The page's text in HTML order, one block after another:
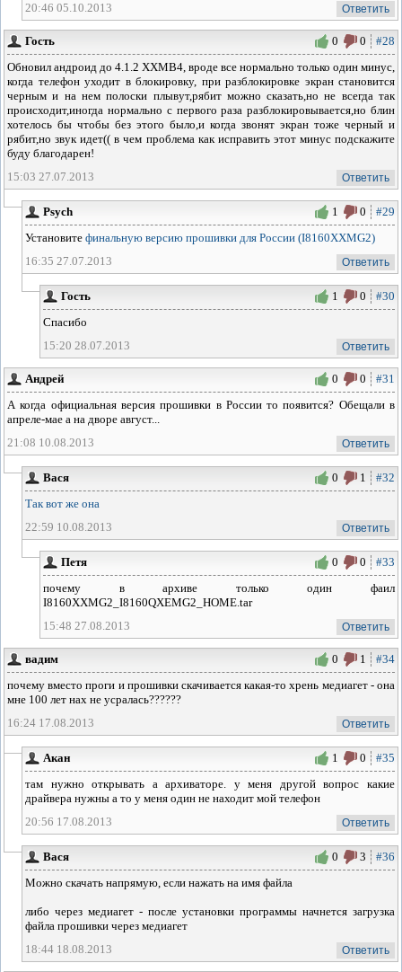
20:46 05.10.2013
Ответить
Гость #28
0
0
Обновил андроид до 4.1.2 XXMB4, вроде все нормально только один минус,
когда телефон уходит в блокировку, при разблокировке экран становится
черным и на нем полоски плывут,рябит можно сказать,но не всегда так
происходит,иногда нормально с первого раза разблокировывается,но блин
хотелось бы чтобы без этого было,и когда звонят экран тоже черный и
рябит,но звук идет(( в чем проблема как исправить этот минус подскажите
буду благодарен!
15:03 27.07.2013
Ответить
Psych #29
0
1
Установите финальную версию прошивки для России (I8160XXMG2)
16:35 27.07.2013
Ответить
Гость #30
0
1
Спасибо
15:20 28.07.2013
Ответить
Андрей #31
0
0
А когда официальная версия прошивки в России то появится? Обещали в
апреле-мае а на дворе август...
21:08 10.08.2013
Ответить
Вася #32
1
0
Так вот же она
22:59 10.08.2013
Ответить
Петя #33
0
0
почему в архиве только один фаил
I8160XXMG2_I8160QXEMG2_HOME.tar
15:48 27.08.2013
Ответить
вадим #34
1
0
почему вместо проги и прошивки скачивается какая-то хрень медиагет - она
мне 100 лет нах не усралась??????
16:24 17.08.2013
Ответить
Акан #35
0
1
там нужно открывать а архиваторе. у меня другой вопрос какие
драйвера нужны а то у меня один не находит мой телефон
20:56 17.08.2013
Ответить
Вася #36
3
0
Можно скачать напрямую, если нажать на имя файла
либо через медиагет - после установки программы начнется загрузка
файла прошивки через медиагет
18:44 18.08.2013
Ответить